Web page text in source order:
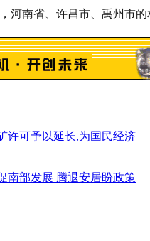
河南省、许昌市、禹州市
许可予以延长,为国民经济
南部发展 腾退安居盼政策